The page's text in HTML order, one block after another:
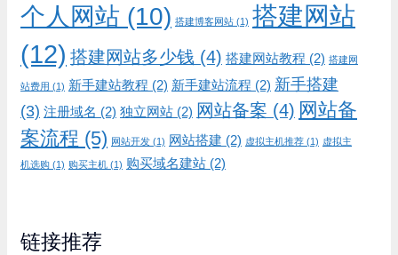
个人网站 (10) 搭建博客网站 (1) 搭建网站
(12) 搭建网站多少钱 (4) 搭建网站教程 (2) 搭建网
站费用 (1) 新手建站教程 (2) 新手建站流程 (2) 新手搭建
(3) 注册域名 (2) 独立网站 (2) 网站备案 (4) 网站备
案流程 (5) 网站开发 (1) 网站搭建 (2) 虚拟主机推荐 (1) 虚拟主
机选购 (1) 购买主机 (1) 购买域名建站 (2)
链接推荐